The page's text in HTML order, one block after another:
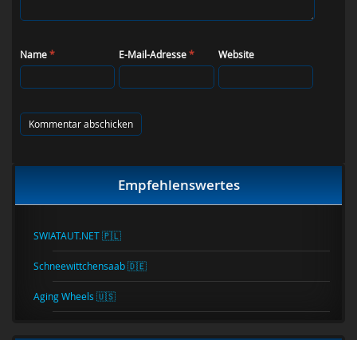
Name* E-Mail-Adresse* Website
Empfehlenswertes
SWIATAUT.NET 🇵🇱
Schneewittchensaab 🇩🇪
Aging Wheels 🇺🇸